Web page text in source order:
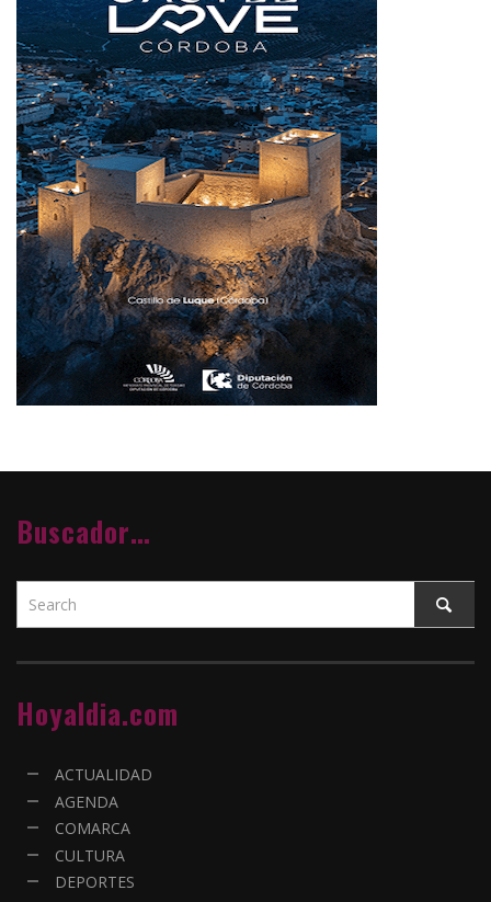
Buscador…
Hoyaldia.com
ACTUALIDAD
AGENDA
COMARCA
CULTURA
DEPORTES